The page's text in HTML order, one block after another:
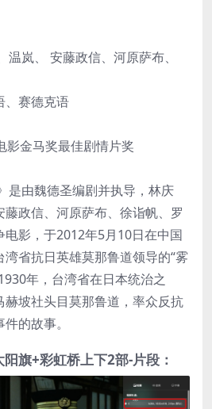
岚、 安藤政信、河原萨布、
、赛德克语
影金马奖最佳剧情片奖
是由魏德圣编剧并执导，林庆
政信、河原萨布、徐诣帆、罗
电影，于2012年5月10日在中国
省抗日英雄莫那鲁道领导的“雾
年，台湾省在日本统治之
坡社头目莫那鲁道，率众反抗
的故事。
阳旗+彩虹桥上下2部-片段：